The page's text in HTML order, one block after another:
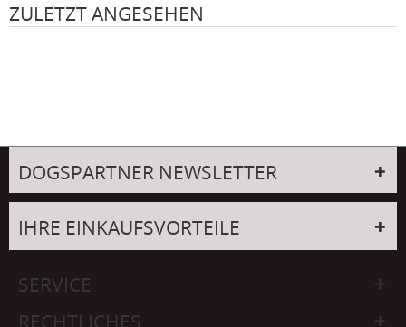
ZULETZT ANGESEHEN
DOGSPARTNER NEWSLETTER
IHRE EINKAUFSVORTEILE
SERVICE
RECHTLICHES